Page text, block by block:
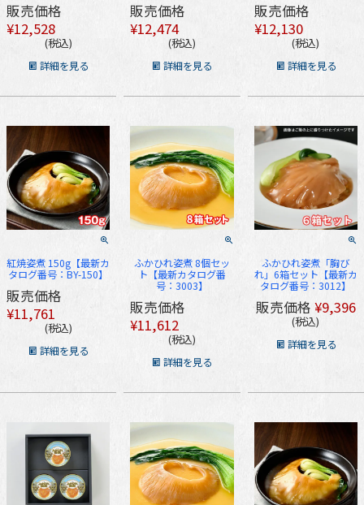
販売価格
¥12,528
税込
詳細を見る
販売価格
¥12,474
税込
詳細を見る
販売価格
¥12,130
税込
詳細を見る
紅焼姿煮 150g【最新カ
タログ番号：BY-150】
販売価格
¥11,761
税込
詳細を見る
ふかひれ姿煮 8個セッ
ト【最新カタログ番
号：3003】
販売価格
¥11,612
税込
詳細を見る
ふかひれ姿煮「胸び
れ」6箱セット【最新カ
タログ番号：3012】
販売価格 ¥9,396
税込
詳細を見る